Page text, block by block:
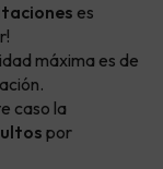
es
máxima es de
caso la
por